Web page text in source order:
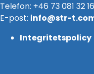
Telefon: +46 73 081 32 16
E-post: info@str-
Integritetspolicy